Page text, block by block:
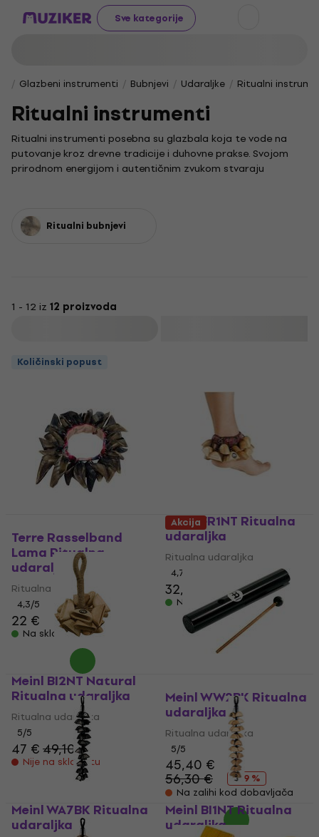
Sve kategorije
Glazbeni instrumenti Bubnjevi Udaraljke Ritualni
Ritualni instrumenti
Ritualni instrumenti posebna su glazbala koja te vode na
putovanje kroz drevne tradicije i duhovne prakse. Svojom
prirodnom energijom i autentičnim zvukom stvaraju
Ritualni bubnjevi srce su mnogih ceremonija, a njihov ritam
pulsira kroz prostor i vrijeme. Ovi su instrumenti često
Ritualni bubnjevi
1 - 12 iz 12 proizvoda
Količinski popust
Terre Rasselband
Lama Ritualna
udaraljka
Ritualna udaraljka
4,3/5
22 €
Na skladištu
Meinl FR1NT Ritualna
udaraljka
Ritualna udaraljka
4,7
32,60 €
Na skladištu
Meinl BI2NT Natural
Ritualna udaraljka
Ritualna udaraljka
5/5
47 €49,10 €
Nije na skladištu
Akcija
Meinl WW2BK Ritualna
udaraljka
Ritualna udaraljka
5/5
45,40 €
56,30 €
- 19 %
Na zalihi kod dobavljača
Meinl WA7BK Ritualna
udaraljka
Meinl BI1NT Ritualna
udaraljka